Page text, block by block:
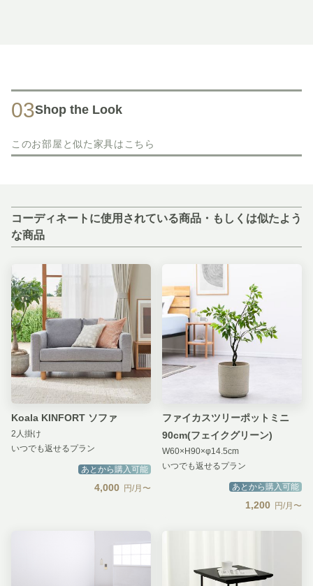
03Shop the Look
このお部屋と似た家具はこちら
コーディネートに使用されている商品・もしくは似たよう
な商品
Koala KINFORT ソファ
2人掛け
いつでも返せるプラン
あとから購入可能
4,000 円/月〜
ファイカスツリーポットミニ
90cm(フェイクグリーン)
W60×H90×φ14.5cm
いつでも返せるプラン
あとから購入可能
1,200 円/月〜